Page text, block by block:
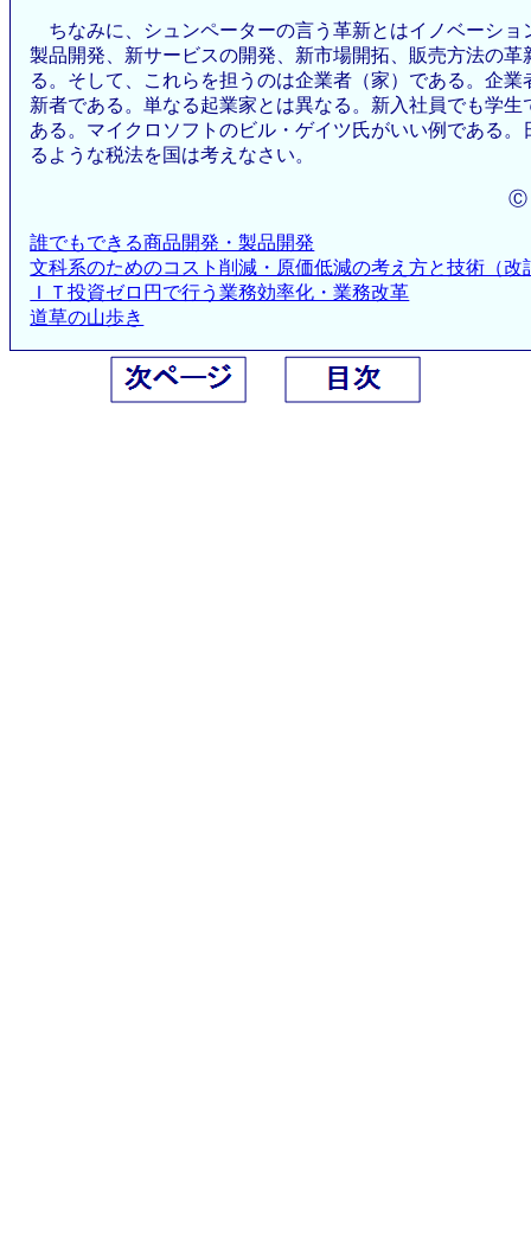
ちなみに、シュンペーターの言う革新とはイノベーシ
製品開発、新サービスの開発、新市場開拓、販売方法の革
る。そして、これらを担うのは企業者（家）である。企
新者である。単なる起業家とは異なる。新入社員でも学
ある。マイクロソフトのビル・ゲイツ氏がいい例である
るような税法を国は考えなさい。
Ⓒ
誰でもできる商品開発・製品開発
文科系のためのコスト削減・原価低減の考え方と技術（改
ＩＴ投資ゼロ円で行う業務効率化・業務改革
道草の山歩き